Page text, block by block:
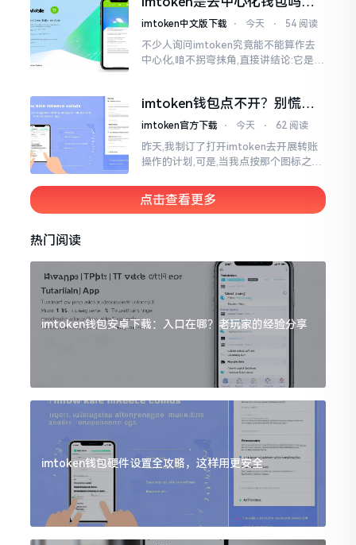
呢拼写方面却少了一个字母
看完这篇不踩坑
imtoken中文版下载 ⋅ 今天 ⋅ 54 阅读
不少人询问imtoken究竟能不能算作去
中心化,咱不拐弯抹角,直接讲结论:它是一
imtoken钱包点不开？别慌，
试试这几招
imtoken官方下载 ⋅ 今天 ⋅ 62 阅读
昨天,我制订了打开imtoken去开展转账
操作的计划,可是,当我点按那个图标之后,
时间都木有一丁点反应。我不住地点击
点击查看更多
热门阅读
imtoken钱包安卓下载：入口在哪？老玩家的经验分享
imtoken钱包硬件设置全攻略，这样用更安全